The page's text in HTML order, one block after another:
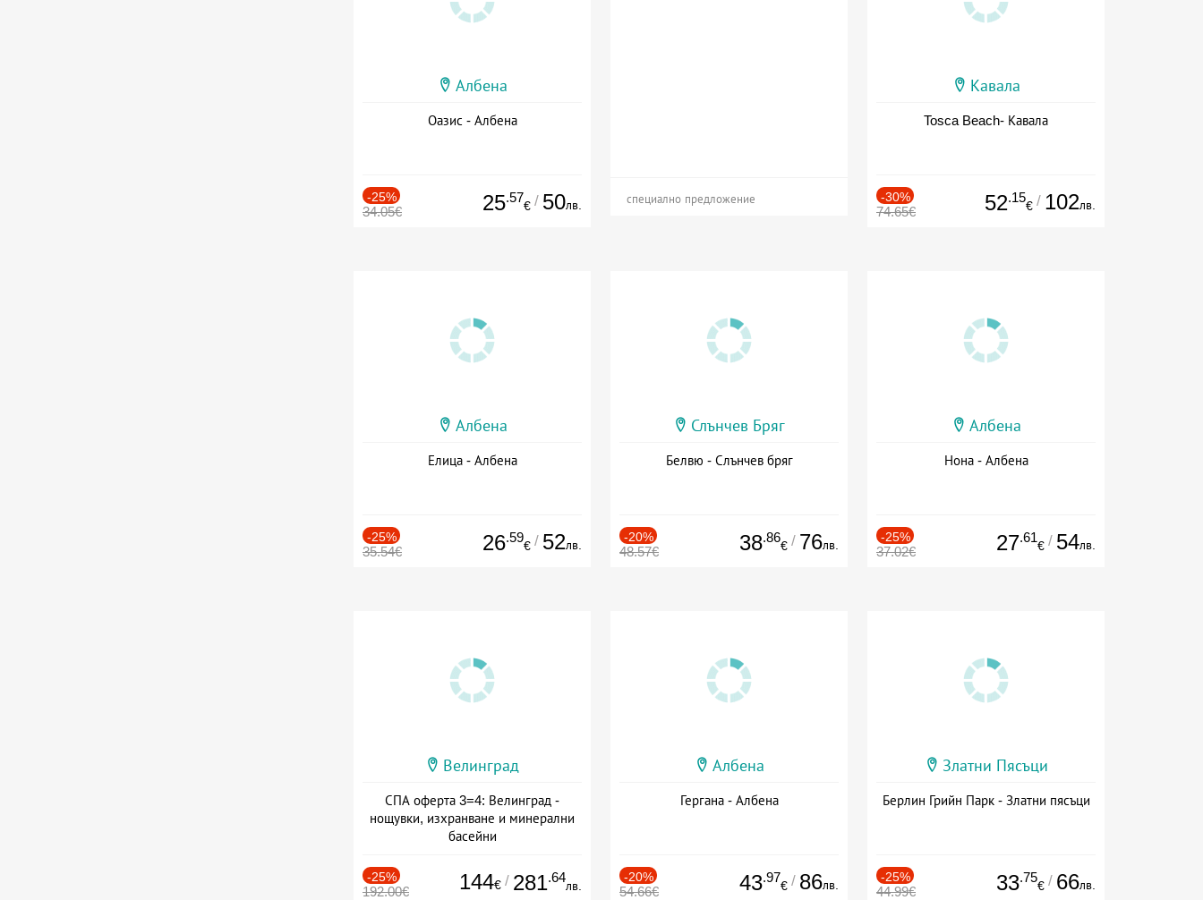
Албена
Оазис - Албена
-25%
34.05€ 25.57
€ / 50лв. специално предложение
Кавала
Tosca Beach- Кавала
-30%
74.65€ 52.15
€ / 102лв.
Албена
Елица - Албена
-25%
35.54€ 26.59
€ / 52лв.
Слънчев Бряг
Белвю - Слънчев бряг
-20%
48.57€ 38.86
€ / 76лв.
Албена
Нона - Албена
-25%
37.02€ 27.61
€ / 54лв.
Велинград
СПА оферта 3=4: Велинград -
нощувки, изхранване и минерални
басейни
-25%
192.00€ 144€ / 281.64
лв.
Албена
Гергана - Албена
-20%
54.66€ 43.97
€ / 86лв.
Златни Пясъци
Берлин Грийн Парк - Златни пясъци
-25%
44.99€ 33.75
€ / 66лв.